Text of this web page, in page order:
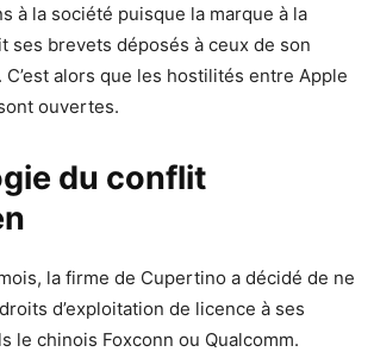
à la société puisque la marque à la
ses brevets déposés à ceux de son
alors que les hostilités entre Apple
ouvertes.
du conflit
la firme de Cupertino a décidé de ne
d’exploitation de licence à ses
le chinois Foxconn ou Qualcomm.